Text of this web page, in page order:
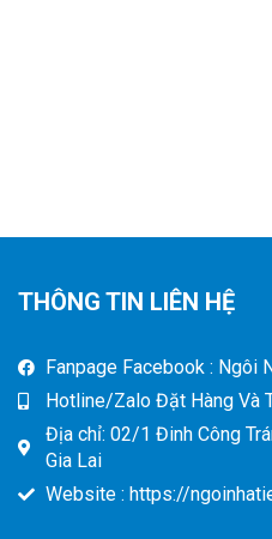
THÔNG TIN LIÊN HỆ
Fanpage Facebook : Ngôi
Hotline/Zalo Đặt Hàng Và
Địa chỉ: 02/1 Đinh Công
Gia Lai
Website : https://